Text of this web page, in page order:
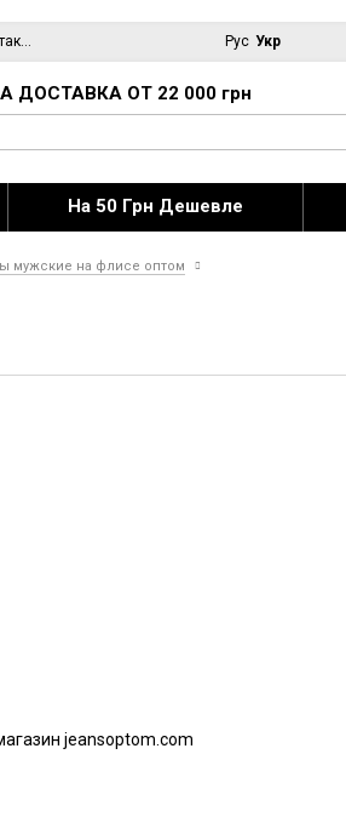
Рус Укр
ДОСТАВКА ОТ 22 000 грн
На 50 Грн Дешевле
мужские на флисе оптом